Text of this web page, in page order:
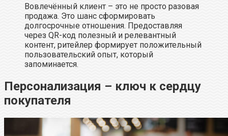
Вовлечённый клиент – это не просто разовая
продажа. Это шанс сформировать
долгосрочные отношения. Предоставляя
через QR-код полезный и релевантный
контент, ритейлер формирует положительный
пользовательский опыт, который
запоминается.
Персонализация – ключ к сердцу
покупателя